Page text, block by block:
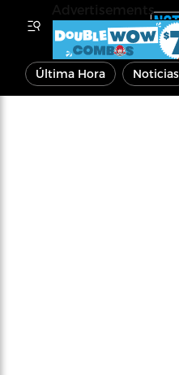
Última Hora Noticias
Advertisements